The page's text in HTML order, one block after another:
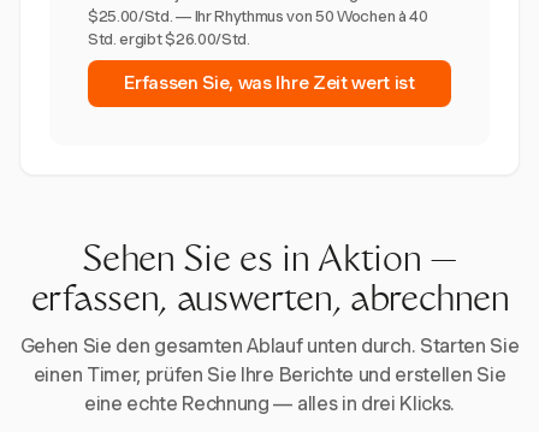
$25.00/Std. — Ihr Rhythmus von 50 Wochen à 40
Std. ergibt $26.00/Std.
Erfassen Sie, was Ihre Zeit wert ist
Sehen Sie es in Aktion —
erfassen, auswerten, abrechnen
Gehen Sie den gesamten Ablauf unten durch. Starten Sie
einen Timer, prüfen Sie Ihre Berichte und erstellen Sie
eine echte Rechnung — alles in drei Klicks.